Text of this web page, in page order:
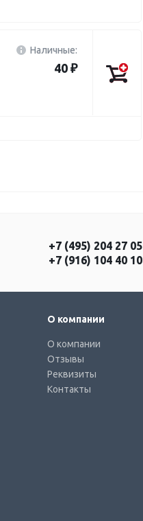
Наличные:
40 ₽
+7 (495) 204 27 05
+7 (916) 104 40 10
О компании
О компании
Отзывы
Реквизиты
Контакты